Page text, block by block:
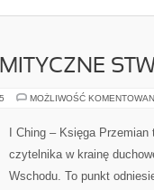
MOŻLIWOŚĆ
I Ching – Księga
czytelnika w krainę
Wschodu. To punkt